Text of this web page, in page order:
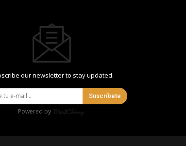
our newsletter to stay updated.
Suscríbete
Powered by